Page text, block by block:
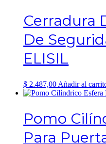
Cerradura
De
ELISIL
$ 2.487,00 Añadir al
Pomo
Para